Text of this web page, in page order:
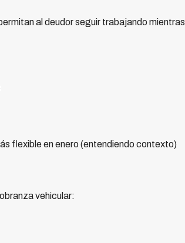
al deudor seguir trabajando mientras
flexible en enero (entendiendo contexto)
vehicular: